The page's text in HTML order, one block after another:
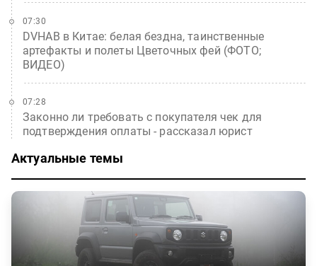
DVHAB в Китае: белая бездна, таинственные
артефакты и полеты Цветочных фей (ФОТО;
ВИДЕО)
07:30
Законно ли требовать с покупателя чек для
подтверждения оплаты - рассказал юрист
07:28
Актуальные темы